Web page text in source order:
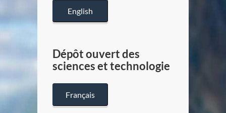
English
Dépôt ouvert des
sciences et technologie
Français